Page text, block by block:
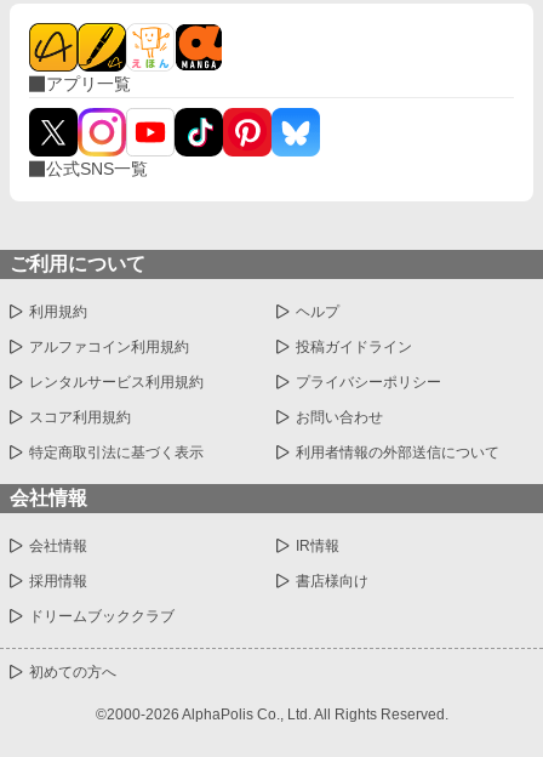
アプリ一覧
公式SNS一覧
ご利用について
利用規約 ヘルプ
アルファコイン利用規約 投稿ガイドライン
レンタルサービス利用規約 プライバシーポリシー
スコア利用規約 お問い合わせ
特定商取引法に基づく表示 利用者情報の外部送信について
会社情報
会社情報 IR情報
採用情報 書店様向け
ドリームブッククラブ
初めての方へ
©2000-2026 AlphaPolis Co., Ltd. All Rights Reserved.